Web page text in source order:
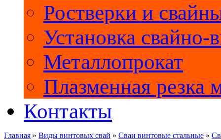
Ростверки и
Установка
Металлопрокат
Плазменная резка
Контакты
Главная » Виды винтовых свай » Сваи винтовые стальные »